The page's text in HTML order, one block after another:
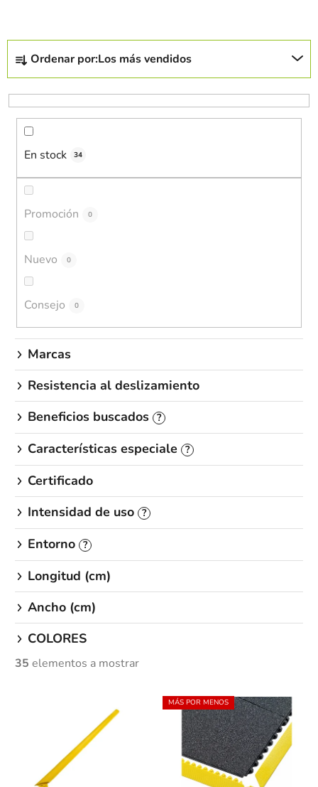
C
a
s
u
Ordenar por:Los más vendidos
En stock 34
Promoción 0
Nuevo 0
Consejo 0
Marcas
Resistencia al deslizamiento
Beneficios buscados ?
Características especiale ?
Certificado
Intensidad de uso ?
Entorno ?
Longitud (cm)
Ancho (cm)
COLORES
35 elementos a mostrar
MÁS POR MENOS